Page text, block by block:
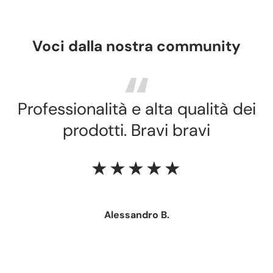
Voci dalla nostra community
Professionalità e alta qualità dei
prodotti. Bravi bravi
★★★★★
Alessandro B.